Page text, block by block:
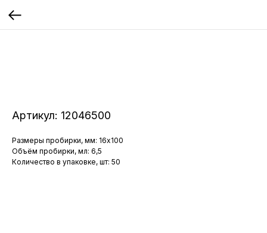
Артикул: 12046500
Размеры пробирки, мм: 16x100
Объём пробирки, мл: 6,5
Количество в упаковке, шт: 50